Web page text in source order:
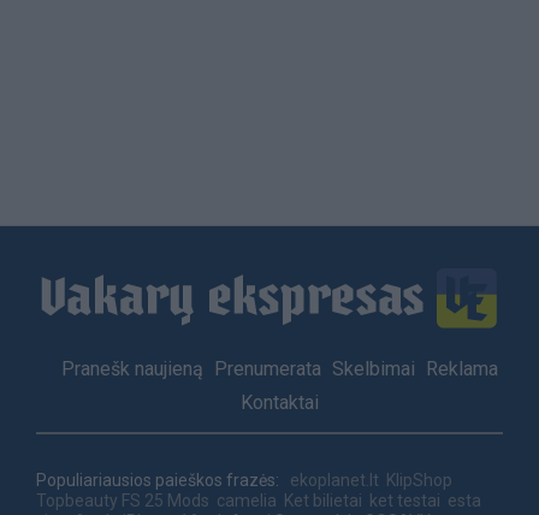
Footer
Pranešk naujieną Prenumerata Skelbimai
Reklama
Kontaktai
Populiariausios paieškos frazės: ekoplanet.lt KlipShop
Topbeauty FS 25 Mods camelia Ket bilietai ket testai esta